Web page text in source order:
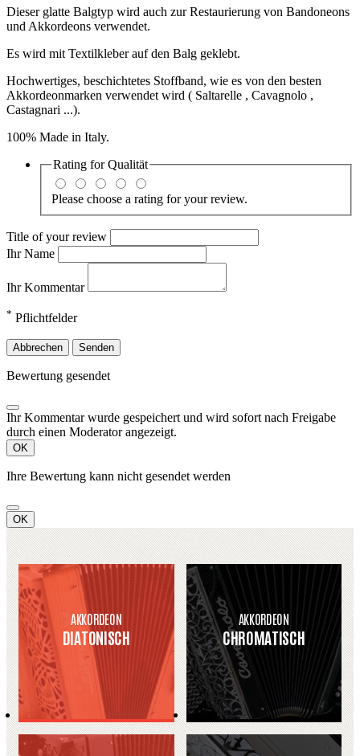
Dieser glatte Balgtyp wird auch zur Restaurierung von Bandoneons
und Akkordeons verwendet.
Es wird mit Textilkleber auf den Balg geklebt.
Hochwertiges, beschichtetes Stoffband, wie es von den besten
Akkordeonmarken verwendet wird ( Saltarelle , Cavagnolo ,
Castagnari ...).
100% Made in Italy.
Rating forQualität
Please choose a rating for your review.
Title of your review
Ihr Name
Ihr Kommentar
* Pflichtfelder
Abbrechen Senden
Bewertung gesendet
Ihr Kommentar wurde gespeichert und wird sofort nach Freigabe
durch einen Moderator angezeigt.
OK
Ihre Bewertung kann nicht gesendet werden
OK
AKKORDEON
DIATONISCH
AKKORDEON
CHROMATISCH